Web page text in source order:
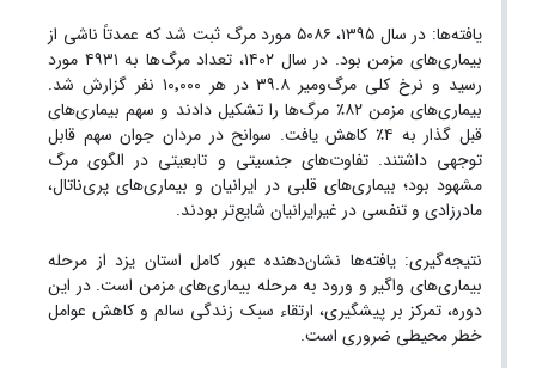
یافته‌ها: در سال ۱۳۹۵، ۵۰۸۶ مورد مرگ ثبت شد که عمدتاً ناشی از
بیماری‌های مزمن بود. در سال ۱۴۰۲، تعداد مرگ‌ها به ۴۹۳۱ مورد
رسید و نرخ کلی مرگ‌ومیر ۳۹.۸ در هر ۱۰٬۰۰۰ نفر گزارش شد.
بیماری‌های مزمن ۸۲٪ مرگ‌ها را تشکیل دادند و سهم بیماری‌های
قبل گذار به ۴٪ کاهش یافت. سوانح در مردان جوان سهم قابل
توجهی داشتند. تفاوت‌های جنسیتی و تابعیتی در الگوی مرگ
مشهود بود؛ بیماری‌های قلبی در ایرانیان و بیماری‌های پری‌ناتال،
مادرزادی و تنفسی در غیرایرانیان شایع‌تر بودند.
نتیجه‌گیری: یافته‌ها نشان‌دهنده عبور کامل استان یزد از مرحله
بیماری‌های واگیر و ورود به مرحله بیماری‌های مزمن است. در این
دوره، تمرکز بر پیشگیری، ارتقاء سبک زندگی سالم و کاهش عوامل
خطر محیطی ضروری است.